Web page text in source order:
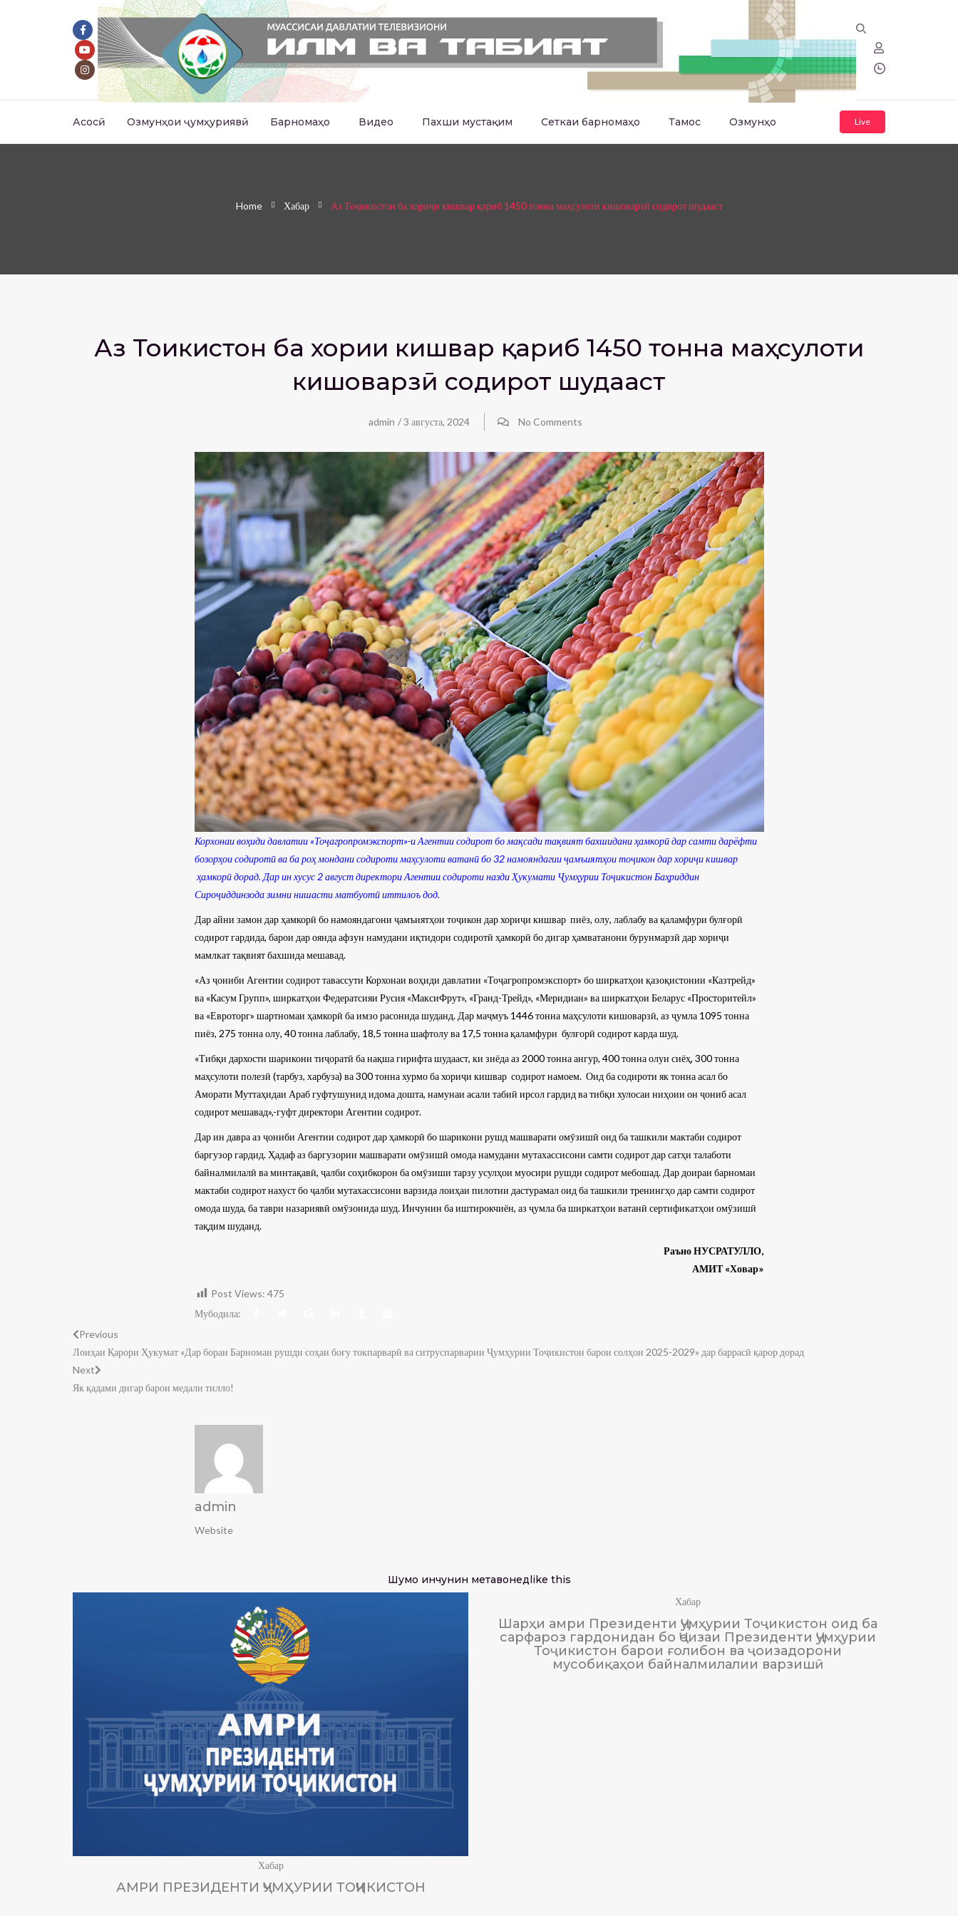
Асосӣ Озмунҳои ҷумҳуриявӣ Барномаҳо Видео Пахши мустақим Сеткаи барномаҳо Тамос Озмунҳо Live
Home Хабар Аз Тоҷикистон ба хориҷи кишвар қариб 1450 тонна маҳсулоти кишоварзӣ содирот шудааст
Аз Тоҷикистон ба хориҷи кишвар қариб 1450 тонна маҳсулоти
кишоварзӣ содирот шудааст
admin /3 августа, 2024 No Comments
Корхонаи воҳиди давлатии «Тоҷагропромэкспорт»-и Агентии содирот бо мақсади тақвият бахшидани ҳамкорӣ дар самти дарёфти
бозорҳои содиротӣ ва ба роҳ мондани содироти маҳсулоти ватанӣ бо 32 намояндагии ҷамъиятҳои тоҷикон дар хориҷи кишвар
ҳамкорӣ дорад. Дар ин хусус 2 августдиректори Агентии содироти назди Ҳукумати Ҷумҳурии Тоҷикистон Баҳриддин
Сироҷиддинзода зимни нишасти матбуотӣ иттилоъ дод.
Дар айни замон дар ҳамкорӣ бо намояндагони ҷамъиятҳои тоҷикон дар хориҷи кишвар пиёз, олу, лаблабу ва қаламфури булғорӣ
содирот гардида, барои дар оянда афзун намудани иқтидори содиротӣ ҳамкорӣ бо дигар ҳамватанони бурунмарзӣ дар хориҷи
мамлкат тақвият бахшида мешавад.
«Аз ҷониби Агентии содирот тавассути Корхонаи воҳиди давлатии «Тоҷагропромэкспорт» бо ширкатҳои қазоқистонии «Казтрейд»
ва «Касум Групп», ширкатҳои Федератсияи Русия «МаксиФрут», «Гранд-Трейд», «Меридиан» ва ширкатҳои Беларус «Просторитейл»
ва «Евроторг» шартномаи ҳамкорӣ ба имзо расонида шуданд. Дар маҷмуъ 1446 тонна маҳсулоти кишоварзӣ, аз ҷумла 1095 тонна
пиёз, 275 тонна олу, 40 тонна лаблабу, 18,5 тонна шафтолу ва 17,5 тонна қаламфури булғорӣ содирот карда шуд.
«Тибқи дархости шарикони тиҷоратӣ ба нақша гирифта шудааст, ки зиёда аз 2000 тонна ангур, 400 тонна олуи сиёҳ, 300 тонна
маҳсулоти полезӣ (тарбуз, харбуза) ва 300 тонна хурмо ба хориҷи кишвар содирот намоем. Оид ба содироти як тонна асал бо
Аморати Муттаҳидаи Араб гуфтушунид идома дошта, намунаи асали табиӣ ирсол гардид ва тибқи хулосаи ниҳоии он ҷониб асал
содирот мешавад»,-гуфт директори Агентии содирот.
Дар ин давра аз ҷониби Агентии содирот дар ҳамкорӣ бо шарикони рушд машварати омӯзишӣ оид ба ташкили мактаби содирот
баргузор гардид. Ҳадаф аз баргузории машварати омӯзишӣ омода намудани мутахассисони самти содирот дар сатҳи талаботи
байналмилалӣ ва минтақавӣ, ҷалби соҳибкорон ба омӯзиши тарзу усулҳои муосири рушди содирот мебошад. Дар доираи барномаи
мактаби содирот нахуст бо ҷалби мутахассисони варзида лоиҳаи пилотии дастурамал оид ба ташкили тренингҳо дар самти содирот
омода шуда, ба таври назариявӣ омӯзонида шуд. Инчунин ба иштирокчиён, аз ҷумла ба ширкатҳои ватанӣ сертификатҳои омӯзишӣ
тақдим шуданд.
Раъно НУСРАТУЛЛО,
АМИТ «Ховар»
Post Views: 475
Мубодила:
Previous
Лоиҳаи Қарори Ҳукумат «Дар бораи Барномаи рушди соҳаи боғу токпарварӣ ва ситруспарварии Ҷумҳурии Тоҷикистон барои солҳои 2025-2029» дар баррасӣ қарор дорад
Next
Як қадами дигар барои медали тилло!
admin
Website
Шумо инчунин метавонедlike this
Хабар
АМРИ ПРЕЗИДЕНТИ ҶУМҲУРИИ ТОҶИКИСТОН
Хабар
Шарҳи амри Президенти Ҷумҳурии Тоҷикистон оид ба
сарфароз гардонидан бо Ҷоизаи Президенти Ҷумҳурии
Тоҷикистон барои ғолибон ва ҷоизадорони
мусобиқаҳои байналмилалии варзишӣ